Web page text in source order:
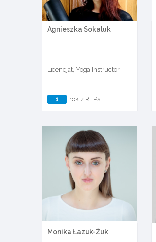
Agnieszka Sokaluk
Licencjat, Yoga Instructor
1 rok z REPs
Monika Łazuk-Żuk